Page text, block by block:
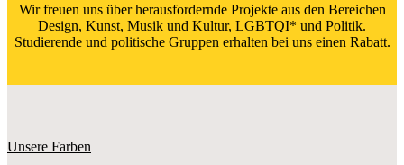
Wir freuen uns über herausfordernde Projekte aus den Bereichen
Design, Kunst, Musik und Kultur, LGBTQI* und Politik.
Studierende und politische Gruppen erhalten bei uns einen Rabatt.
Unsere Farben